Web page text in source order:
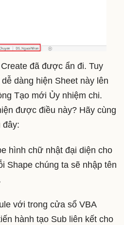
đã được ẩn đi. Tuy
dàng hiện Sheet này lên
Tạo mới Ủy nhiệm chi.
được điều này? Hãy cùng
đây:
hình chữ nhật đại diện cho
Shape chúng ta sẽ nhập tên
với trong cửa sổ VBA
hành tạo Sub liên kết cho